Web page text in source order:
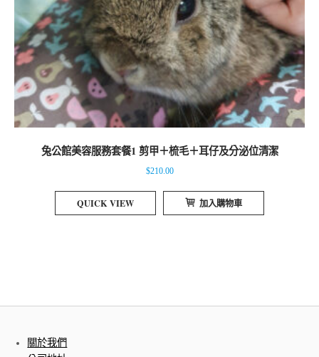
兔公館美容服務套餐1 剪甲＋梳毛＋耳仔及分泌位清潔
$210.00
QUICK VIEW 加入購物車
關於我們